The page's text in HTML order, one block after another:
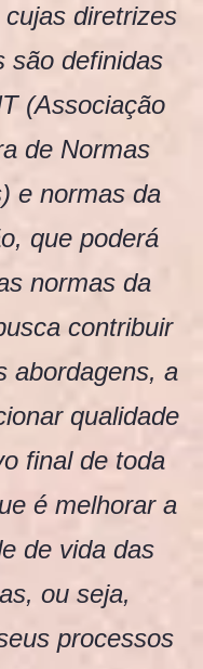
diretrizes
são definidas
(Associação
de Normas
e normas da
que poderá
normas da
contribuir
abordagens, a
qualidade
final de toda
é melhorar a
de vida das
ou seja,
processos